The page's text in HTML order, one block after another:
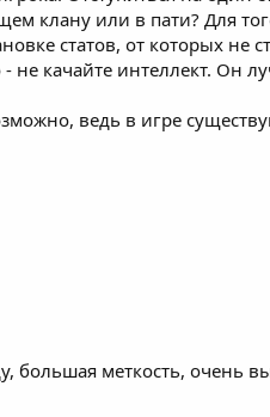
клану или в пати? Для
статов, от которых не
качайте интеллект. Он
ведь в игре
меткость, очень